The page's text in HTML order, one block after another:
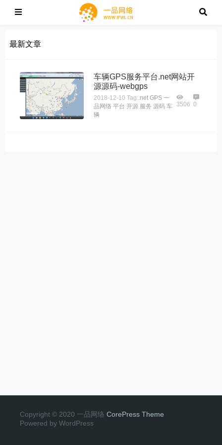
最新文章
车辆GPS服务平台.net网站开
源源码-webgps
2018-12-10 Tag:.net GPS 一
品网络 平台 开源 服务 源码 车
辆
3506 0
Copyright © 2020 一品网络 CorePress Theme
Powered by WordPress